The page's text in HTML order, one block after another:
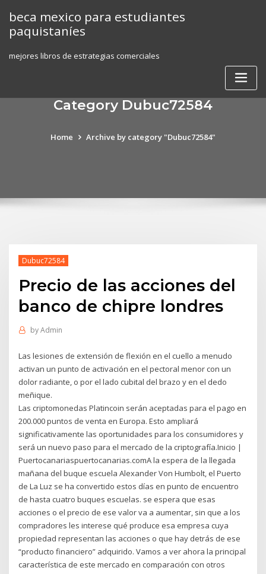
content
beca mexico para estudiantes
paquistaníes
mejores libros de estrategias comerciales
Category Dubuc72584
Home Archive by category "Dubuc72584"
Dubuc72584
Precio de las acciones del
banco de chipre londres
byAdmin
Las lesiones de extensión de flexión en el cuello a menudo
activan un punto de activación en el pectoral menor con un
dolor radiante, o por el lado cubital del brazo y en el dedo
meñique.
Las criptomonedas Platincoin serán aceptadas para el pago en
200.000 puntos de venta en Europa. Esto ampliará
significativamente las oportunidades para los consumidores y
será un nuevo paso para el mercado de la criptografía.Inicio |
Puertocanariaspuertocanarias.comA la espera de la llegada
mañana del buque escuela Alexander Von Humbolt, el Puerto
de La Luz se ha convertido estos días en punto de encuentro
de hasta cuatro buques escuelas. se espera que esas
acciones o el precio de ese valor va a aumentar, sin que a los
compradores les interese qué produce esa empresa cuya
propiedad representan las acciones o que hay detrás de ese
“producto financiero” adquirido. Vamos a ver ahora la principal
característica de este mercado en comparación con otros